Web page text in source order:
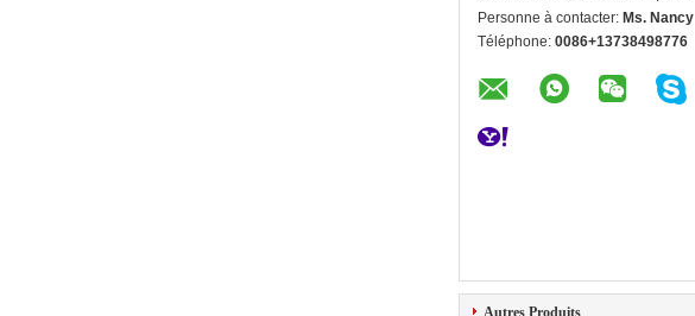
Personne à contacter: Ms. Nancy
Téléphone: 0086+13738498776
Autres Produits